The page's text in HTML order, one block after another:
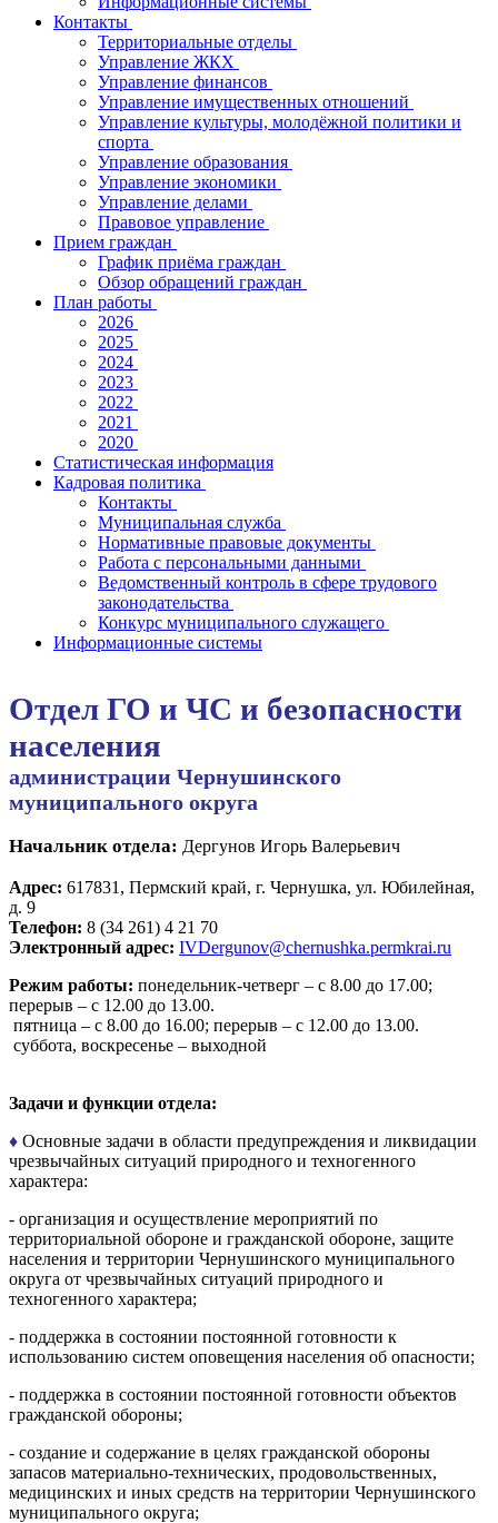
Контакты
Территориальные отделы
Управление ЖКХ
Управление финансов
Управление имущественных отношений
Управление культуры, молодёжной политики и
спорта
Управление образования
Управление экономики
Управление делами
Правовое управление
Прием граждан
График приёма граждан
Обзор обращений граждан
План работы
2026
2025
2024
2023
2022
2021
2020
Статистическая информация
Кадровая политика
Контакты
Муниципальная служба
Нормативные правовые документы
Работа с персональными данными
Ведомственный контроль в сфере трудового
законодательства
Конкурс муниципального служащего
Информационные системы
Отдел ГО и ЧС и безопасности
населения
администрации Чернушинского
муниципального округа
Начальник отдела: Дергунов Игорь Валерьевич
Адрес: 617831, Пермский край, г. Чернушка, ул. Юбилейная,
д. 9
Телефон: 8 (34 261) 4 21 70
Электронный адрес: IVDergunov@chernushka.permkrai.ru
Режим работы: понедельник-четверг – с 8.00 до 17.00;
перерыв – с 12.00 до 13.00.
пятница – с 8.00 до 16.00; перерыв – с 12.00 до 13.00.
суббота, воскресенье – выходной
Задачи и функции отдела:
♦ Основные задачи в области предупреждения и ликвидации
чрезвычайных ситуаций природного и техногенного
характера:
- организация и осуществление мероприятий по
территориальной обороне и гражданской обороне, защите
населения и территории Чернушинского муниципального
округа от чрезвычайных ситуаций природного и
техногенного характера;
- поддержка в состоянии постоянной готовности к
использованию систем оповещения населения об опасности;
- поддержка в состоянии постоянной готовности объектов
гражданской обороны;
- создание и содержание в целях гражданской обороны
запасов материально-технических, продовольственных,
медицинских и иных средств на территории Чернушинского
муниципального округа;